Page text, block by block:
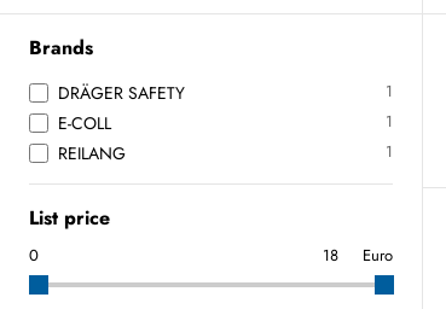
Brands
DRÄGER SAFETY 1
E-COLL 1
REILANG 1
List price
Euro